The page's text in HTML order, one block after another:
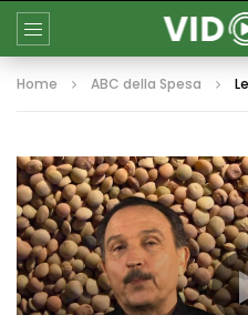
Home ABC della Spesa